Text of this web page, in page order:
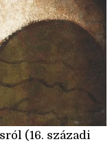
(16. századi